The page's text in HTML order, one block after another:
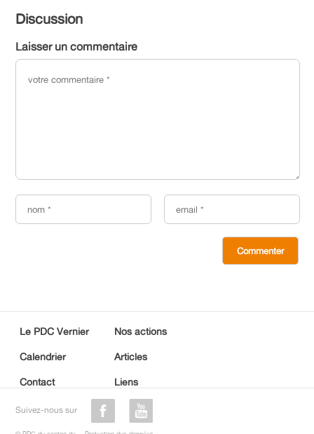
Discussion
Laisser un commentaire
Le PDC Vernier Nos actions
Calendrier Articles
Contact Liens
Suivez-nous sur